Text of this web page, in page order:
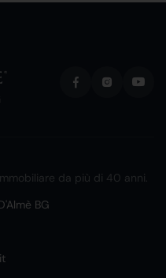
da più di 40 anni.
BG